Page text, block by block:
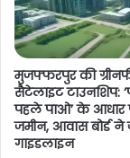
मुजफ्फरपुर की
सैटेलाइट
पहले पाओ’ के आधार
जमीन, आवास बोर्ड ने
गाइडलाइन